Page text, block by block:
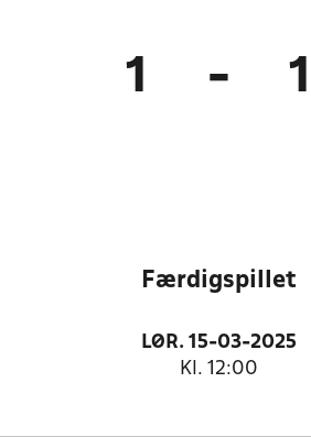
1 - 1
Færdigspillet
LØR. 15-03-2025
Kl. 12:00